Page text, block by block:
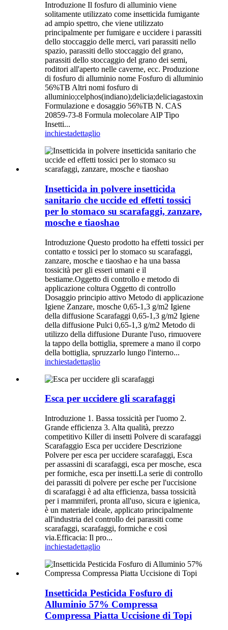
Introduzione Il fosfuro di alluminio viene
solitamente utilizzato come insetticida fumigante
ad ampio spettro, che viene utilizzato
principalmente per fumigare e uccidere i parassiti
dello stoccaggio delle merci, vari parassiti nello
spazio, parassiti dello stoccaggio del grano,
parassiti dello stoccaggio del grano dei semi,
roditori all'aperto nelle caverne, ecc. Produzione
di fosfuro di alluminio nome Fosfuro di alluminio
56%TB Altri nomi fosfuro di
alluminio;celphos(indiano);delicia;deliciagastoxin
Formulazione e dosaggio 56%TB N. CAS
20859-73-8 Formula molecolare AlP Tipo
Insetti...
inchiestadettaglio
Insetticida in polvere insetticida
sanitario che uccide ed effetti tossici
per lo stomaco su scarafaggi, zanzare,
mosche e tiaoshao
Introduzione Questo prodotto ha effetti tossici per
contatto e tossici per lo stomaco su scarafaggi,
zanzare, mosche e tiaoshao e ha una bassa
tossicità per gli esseri umani e il
bestiame.Oggetto di controllo e metodo di
applicazione coltura Oggetto di controllo
Dosaggio principio attivo Metodo di applicazione
Igiene Zanzare, mosche 0,65-1,3 g/m2 Igiene
della diffusione Scarafaggi 0,65-1,3 g/m2 Igiene
della diffusione Pulci 0,65-1,3 g/m2 Metodo di
utilizzo della diffusione Durante l'uso, rimuovere
la tappo della bottiglia, spremere a mano il corpo
della bottiglia, spruzzarlo lungo l'interno...
inchiestadettaglio
Esca per uccidere gli scarafaggi
Introduzione 1. Bassa tossicità per l'uomo 2.
Grande efficienza 3. Alta qualità, prezzo
competitivo Killer di insetti Polvere di scarafaggi
Scarafaggio Esca per uccidere Descrizione
Polvere per esca per uccidere scarafaggi, Esca
per assassini di scarafaggi, esca per mosche, esca
per formiche, esca per insetti.La serie di controllo
dei parassiti di polvere per esche per l'uccisione
di scarafaggi è ad alta efficienza, bassa tossicità
per i mammiferi, pronta all'uso, sicura e igienica,
è un materiale ideale, applicato principalmente
all'industria del controllo dei parassiti come
scarafaggi, scarafaggi, formiche e così
via.Efficacia: Il pro...
inchiestadettaglio
Insetticida Pesticida Fosfuro di
Alluminio 57% Compressa
Compressa Piatta Uccisione di Topi